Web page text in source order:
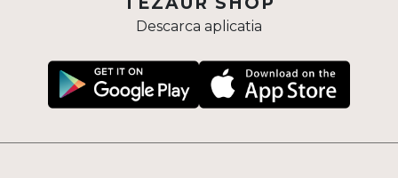
Descarca aplicatia